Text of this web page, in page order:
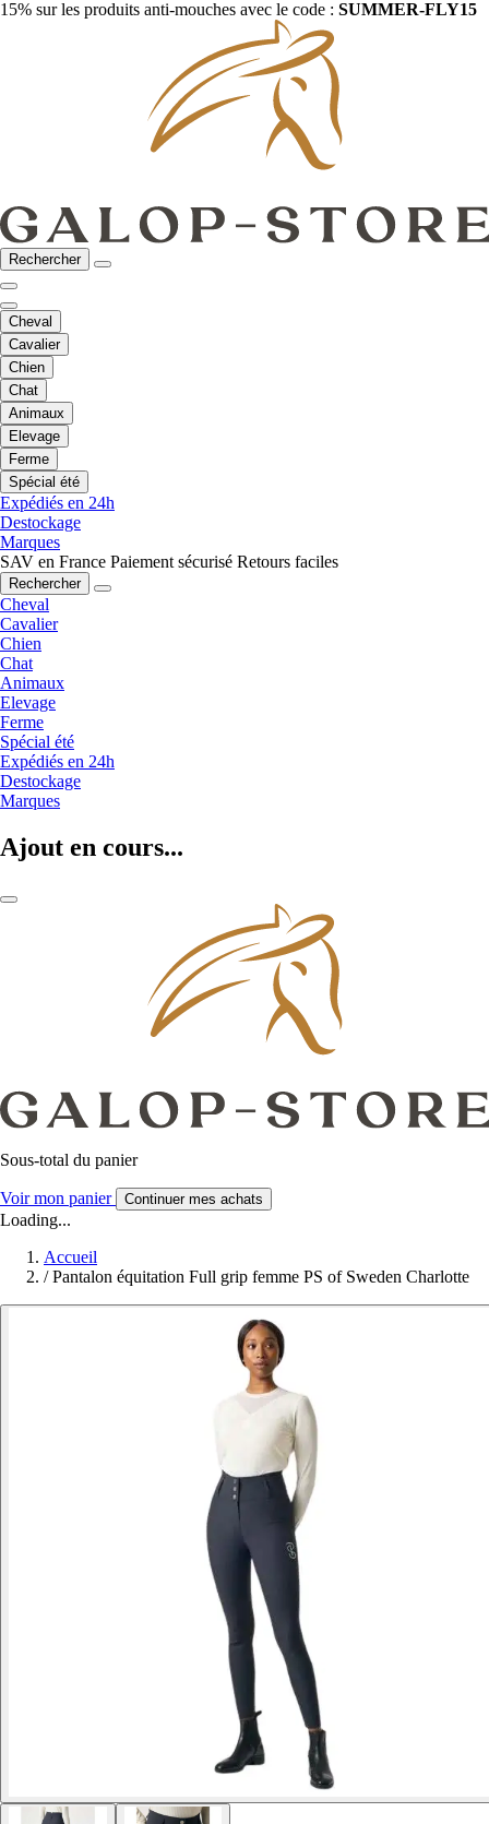
15% sur les produits anti-mouches avec le code : SUMMER-FLY15
Rechercher
Cheval
Cavalier
Chien
Chat
Animaux
Elevage
Ferme
Spécial été
Expédiés en 24h
Destockage
Marques
SAV en France Paiement sécurisé Retours faciles
Rechercher
Cheval
Cavalier
Chien
Chat
Animaux
Elevage
Ferme
Spécial été
Expédiés en 24h
Destockage
Marques
Ajout en cours...
Sous-total du panier
Voir mon panier Continuer mes achats
Loading...
Accueil
/ Pantalon équitation Full grip femme PS of Sweden Charlotte